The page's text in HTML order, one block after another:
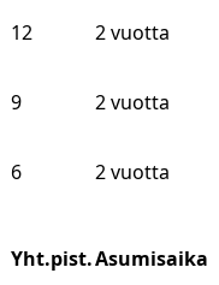
12 2 vuotta
9 2 vuotta
6
2 vuotta
Yht.pist.Asumisaika